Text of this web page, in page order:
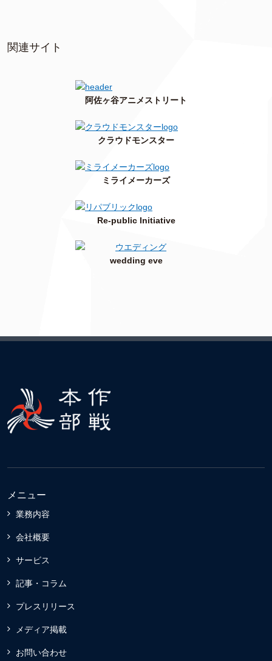
関連サイト
阿佐ヶ谷アニメストリート
クラウドモンスター
ミライメーカーズ
Re-public Initiative
wedding eve
メニュー
業務内容
会社概要
サービス
記事・コラム
プレスリリース
メディア掲載
お問い合わせ